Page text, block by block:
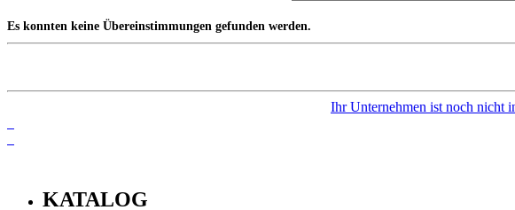
Es konnten keine Übereinstimmungen gefunden werden.
Ihr Unternehmen ist noch nicht
KATALOG